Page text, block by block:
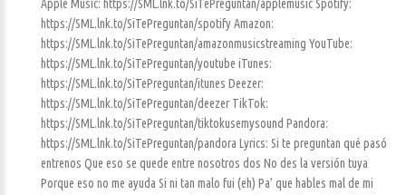
Apple Music: https://SML.lnk.to/SiTePreguntan/applemusic Spotify:
https://SML.lnk.to/SiTePreguntan/spotify Amazon:
https://SML.lnk.to/SiTePreguntan/amazonmusicstreaming YouTube:
https://SML.lnk.to/SiTePreguntan/youtube iTunes:
https://SML.lnk.to/SiTePreguntan/itunes Deezer:
https://SML.lnk.to/SiTePreguntan/deezer TikTok:
https://SML.lnk.to/SiTePreguntan/tiktokusemysound Pandora:
https://SML.lnk.to/SiTePreguntan/pandora Lyrics: Si te preguntan qué pasó
entrenos Que eso se quede entre nosotros dos No des la versión tuya
Porque eso no me ayuda Si ni tan malo fui (eh) Pa’ que hables mal de mi